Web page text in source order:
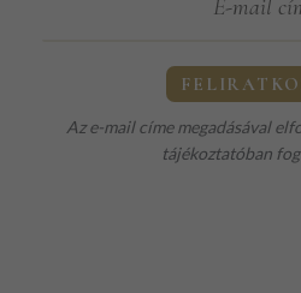
Az e-mail címe megadásával
tájékoztatóban